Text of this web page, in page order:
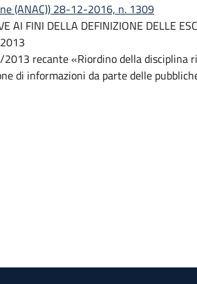
(ANAC)) 28-12-2016, n. 1309
AI FINI DELLA DEFINIZIONE DELLE
recante «Riordino della disciplina
di informazioni da parte delle